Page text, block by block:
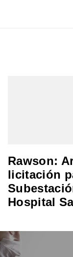
Rawson:
licitación
Hospital